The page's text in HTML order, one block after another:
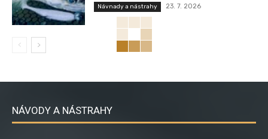
Návnady a nástrahy 23. 7. 2026
NÁVODY A NÁSTRAHY